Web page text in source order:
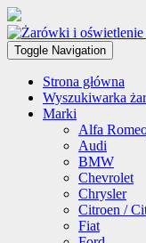
Toggle Navigation
Strona główna
Wyszukiwarka
Marki
Alfa
Audi
BMW
Chevrolet
Chrysler
Citroen /
Fiat